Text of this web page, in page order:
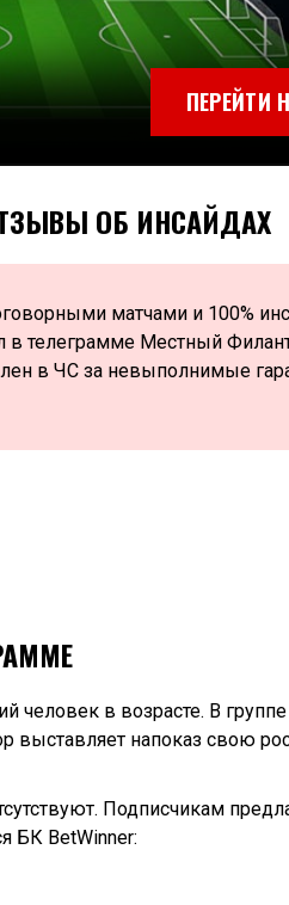
ПЕРЕЙТИ
ОБ ИНСАЙДАХ
матчами и 100%
в телеграмме Местный
в ЧС за невыполнимые
человек в возрасте. В
выставляет напоказ свою
Подписчикам
БК BetWinner: